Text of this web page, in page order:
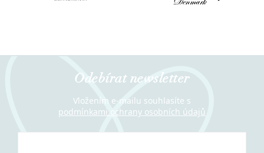
Odebírat newsletter
Vložením e-mailu souhlasíte s
podmínkami ochrany osobních údajů